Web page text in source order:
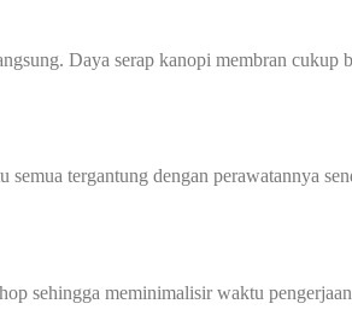
Daya serap kanopi membran
tergantung dengan perawatannya
sehingga meminimalisir waktu